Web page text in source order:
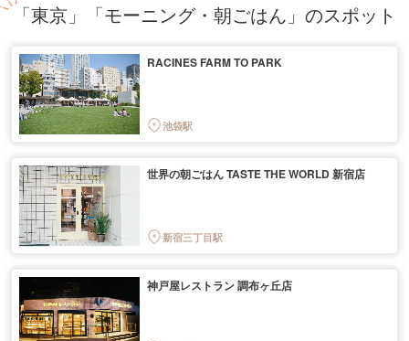
「東京」「モーニング・朝ごはん」のスポット
RACINES FARM TO PARK
池袋駅
世界の朝ごはん TASTE THE WORLD 新宿店
新宿三丁目駅
神戸屋レストラン 調布ヶ丘店